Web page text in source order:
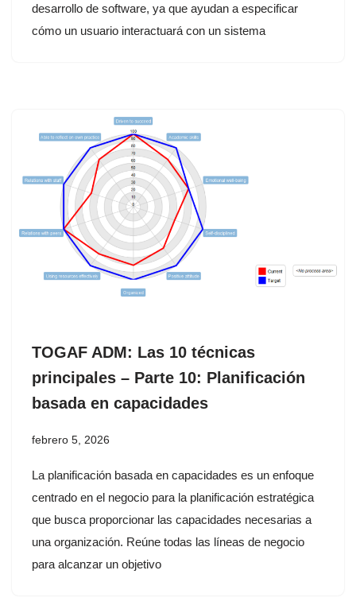
desarrollo de software, ya que ayudan a especificar
cómo un usuario interactuará con un sistema
TOGAF ADM: Las 10 técnicas
principales – Parte 10: Planificación
basada en capacidades
febrero 5, 2026
La planificación basada en capacidades es un enfoque
centrado en el negocio para la planificación estratégica
que busca proporcionar las capacidades necesarias a
una organización. Reúne todas las líneas de negocio
para alcanzar un objetivo